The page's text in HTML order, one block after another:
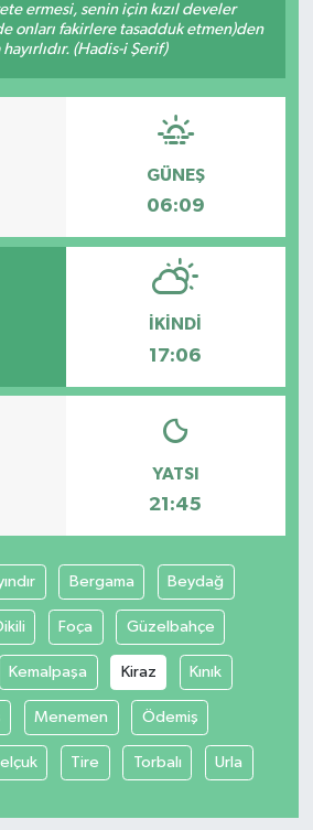
ermesi, senin için kızıl develer
onları fakirlere tasadduk etmen)den
(Hadis-i Şerif)
GÜNEŞ
06:09
İKINDI
17:06
YATSI
21:45
Bergama Beydağ
Foça Güzelbahçe
Kemalpaşa Kiraz Kınık
Menemen Ödemiş
Tire Torbalı Urla